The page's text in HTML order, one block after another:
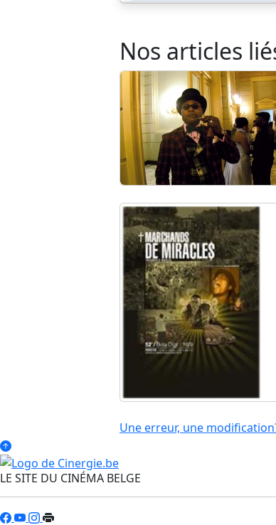
Nos articles
Une erreur, une
LE SITE DU CINÉMA BELGE